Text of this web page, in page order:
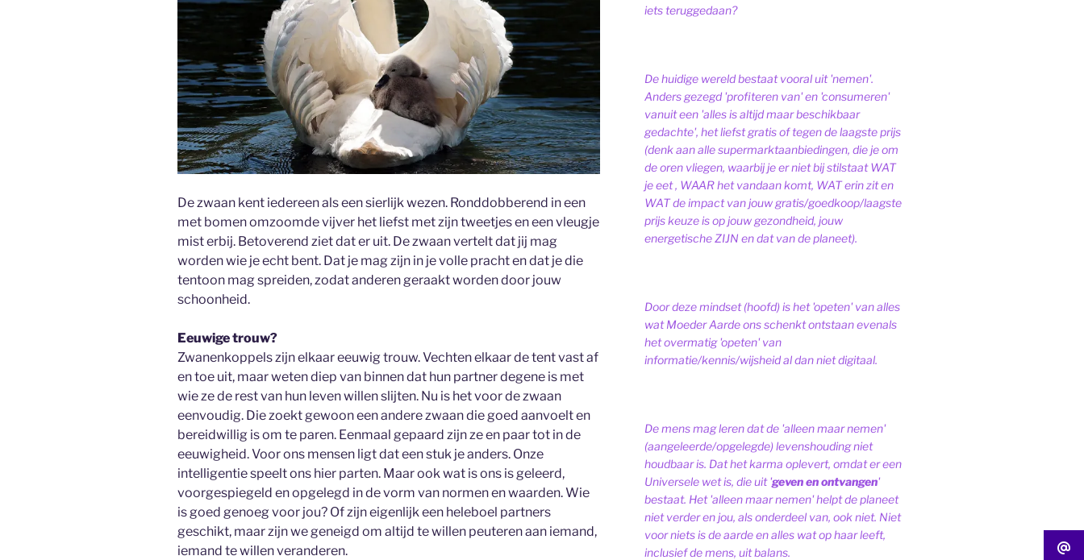
De zwaan kent iedereen als een sierlijk wezen. Ronddobberend in een
met bomen omzoomde vijver het liefst met zijn tweetjes en een vleugje
mist erbij. Betoverend ziet dat er uit. De zwaan vertelt dat jij mag
worden wie je echt bent. Dat je mag zijn in je volle pracht en dat je die
tentoon mag spreiden, zodat anderen geraakt worden door jouw
schoonheid.
Eeuwige trouw?
Zwanenkoppels zijn elkaar eeuwig trouw. Vechten elkaar de tent vast af
en toe uit, maar weten diep van binnen dat hun partner degene is met
wie ze de rest van hun leven willen slijten. Nu is het voor de zwaan
eenvoudig. Die zoekt gewoon een andere zwaan die goed aanvoelt en
bereidwillig is om te paren. Eenmaal gepaard zijn ze en paar tot in de
eeuwigheid. Voor ons mensen ligt dat een stuk je anders. Onze
intelligentie speelt ons hier parten. Maar ook wat is ons is geleerd,
voorgespiegeld en opgelegd in de vorm van normen en waarden. Wie
is goed genoeg voor jou? Of zijn eigenlijk een heleboel partners
geschikt, maar zijn we geneigd om altijd te willen peuteren aan iemand,
iemand te willen veranderen.
iets teruggedaan?
De huidige wereld bestaat vooral uit 'nemen'.
Anders gezegd 'profiteren van' en 'consumeren'
vanuit een 'alles is altijd maar beschikbaar
gedachte', het liefst gratis of tegen de laagste prijs
(denk aan alle supermarktaanbiedingen, die je om
de oren vliegen, waarbij je er niet bij stilstaat WAT
je eet , WAAR het vandaan komt, WAT erin zit en
WAT de impact van jouw gratis/goedkoop/laagste
prijs keuze is op jouw gezondheid, jouw
energetische ZIJN en dat van de planeet).
Door deze mindset (hoofd) is het 'opeten' van alles
wat Moeder Aarde ons schenkt ontstaan evenals
het overmatig 'opeten' van
informatie/kennis/wijsheid al dan niet digitaal.
De mens mag leren dat de 'alleen maar nemen'
(aangeleerde/opgelegde) levenshouding niet
houdbaar is. Dat het karma oplevert, omdat er een
Universele wet is, die uit 'geven en ontvangen'
bestaat. Het 'alleen maar nemen' helpt de planeet
niet verder en jou, als onderdeel van, ook niet. Niet
voor niets is de aarde en alles wat op haar leeft,
inclusief de mens, uit balans.